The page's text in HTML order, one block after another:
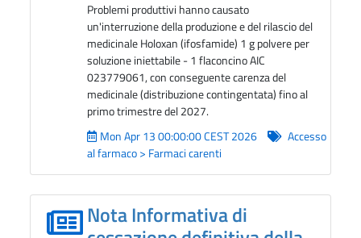
Problemi produttivi hanno causato
un'interruzione della produzione e del rilascio del
medicinale Holoxan (ifosfamide) 1 g polvere per
soluzione iniettabile - 1 flaconcino AIC
023779061, con conseguente carenza del
medicinale (distribuzione contingentata) fino al
primo trimestre del 2027.
Mon Apr 13 00:00:00 CEST 2026
Accesso
al farmaco > Farmaci carenti
Nota Informativa di